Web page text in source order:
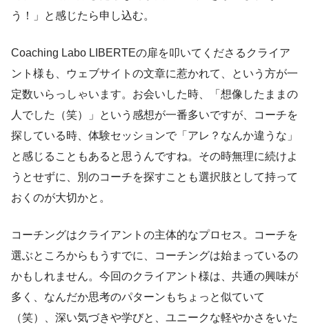
う！」と感じたら申し込む。
Coaching Labo LIBERTEの扉を叩いてくださるクライア
ント様も、ウェブサイトの文章に惹かれて、という方が一
定数いらっしゃいます。お会いした時、「想像したままの
人でした（笑）」という感想が一番多いですが、コーチを
探している時、体験セッションで「アレ？なんか違うな」
と感じることもあると思うんですね。その時無理に続けよ
うとせずに、別のコーチを探すことも選択肢として持って
おくのが大切かと。
コーチングはクライアントの主体的なプロセス。コーチを
選ぶところからもうすでに、コーチングは始まっているの
かもしれません。今回のクライアント様は、共通の興味が
多く、なんだか思考のパターンもちょっと似ていて
（笑）、深い気づきや学びと、ユニークな軽やかさをいた